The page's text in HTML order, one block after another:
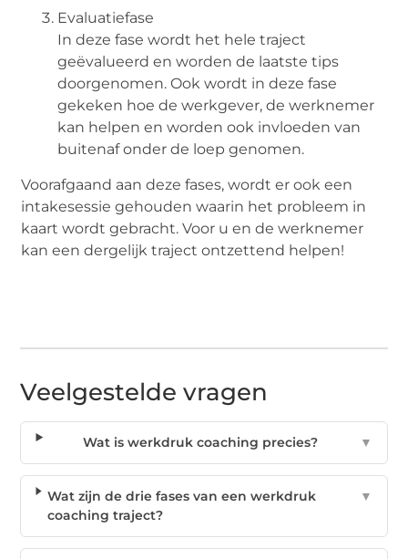
Evaluatiefase
In deze fase wordt het hele traject
geëvalueerd en worden de laatste tips
doorgenomen. Ook wordt in deze fase
gekeken hoe de werkgever, de werknemer
kan helpen en worden ook invloeden van
buitenaf onder de loep genomen.
Voorafgaand aan deze fases, wordt er ook een
intakesessie gehouden waarin het probleem in
kaart wordt gebracht. Voor u en de werknemer
kan een dergelijk traject ontzettend helpen!
Veelgestelde vragen
Wat is werkdruk coaching precies? ▼
Wat zijn de drie fases van een werkdruk
coaching traject?
▼